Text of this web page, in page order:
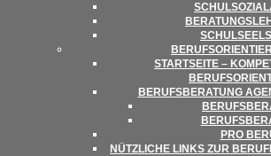
START­SEITE –
BERUFS­BE­RA­TUNG
PRO
NÜTZ­LI­CHE LINKS ZUR